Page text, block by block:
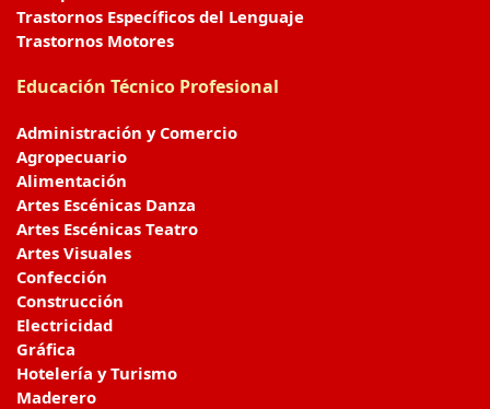
Trastornos Específicos del Lenguaje
Trastornos Motores
Educación Técnico Profesional
Administración y Comercio
Agropecuario
Alimentación
Artes Escénicas Danza
Artes Escénicas Teatro
Artes Visuales
Confección
Construcción
Electricidad
Gráfica
Hotelería y Turismo
Maderero